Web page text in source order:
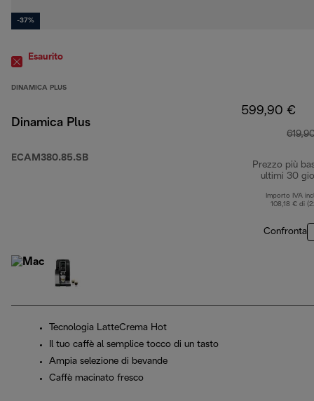
-37%
Esaurito
DINAMICA PLUS
Dinamica Plus
ECAM380.85.SB
599,90 €
Prezzo più
ultimi 30
Importo IVA
108,18 € di
Confronta
Tecnologia LatteCrema Hot
Il tuo caffè al semplice tocco di un tasto
Ampia selezione di bevande
Caffè macinato fresco